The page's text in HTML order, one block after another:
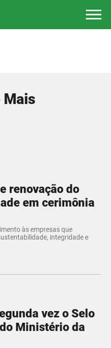
Mais
renovação do
em cerimônia
às empresas que
integridade e
vez o Selo
Ministério da